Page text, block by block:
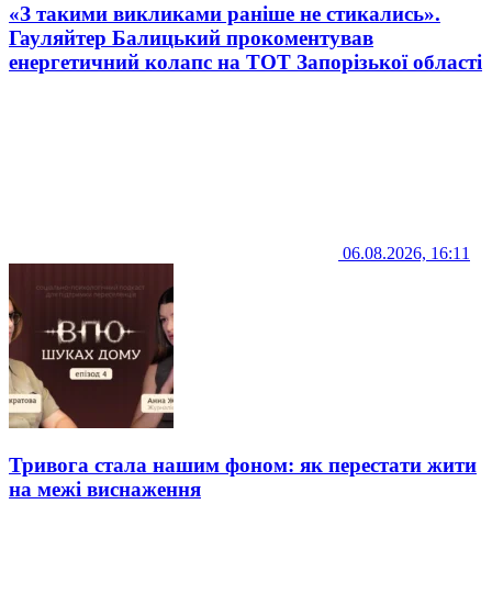
«З такими викликами раніше не стикались».
Гауляйтер Балицький прокоментував
енергетичний колапс на ТОТ Запорізької області
06.08.2026, 16:11
Тривога стала нашим фоном: як перестати жити
на межі виснаження